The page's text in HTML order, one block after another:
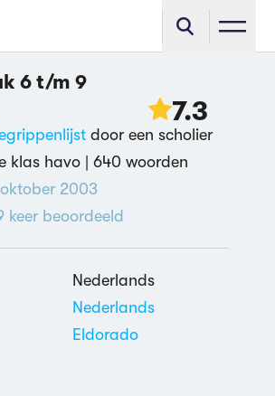
6 t/m 9
7.3
door een scholier
klas havo | 640 woorden
2003
keer beoordeeld
Nederlands
Nederlands
Eldorado